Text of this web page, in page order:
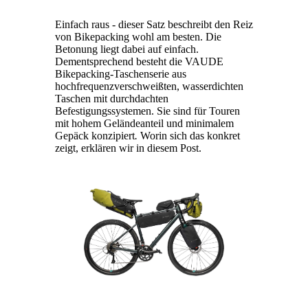
Einfach raus - dieser Satz beschreibt den Reiz
von Bikepacking wohl am besten. Die
Betonung liegt dabei auf einfach.
Dementsprechend besteht die VAUDE
Bikepacking-Taschenserie aus
hochfrequenzverschweißten, wasserdichten
Taschen mit durchdachten
Befestigungssystemen. Sie sind für Touren
mit hohem Geländeanteil und minimalem
Gepäck konzipiert. Worin sich das konkret
zeigt, erklären wir in diesem Post.